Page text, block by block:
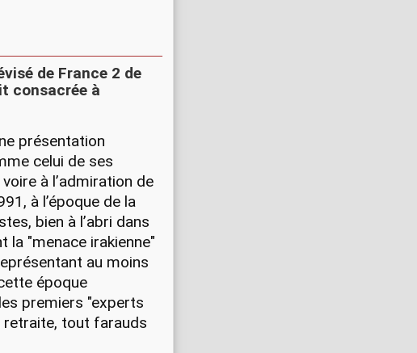
de France 2 de
consacrée à
présentation
celui de ses
à l’admiration de
à l’époque de la
bien à l’abri dans
la "menace irakienne"
au moins
époque
premiers "experts
retraite, tout farauds